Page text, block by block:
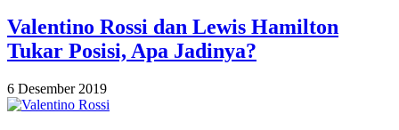
Valentino Rossi dan Lewis Hamilton
Tukar Posisi, Apa Jadinya?
2019-
12-
6 Desember 2019